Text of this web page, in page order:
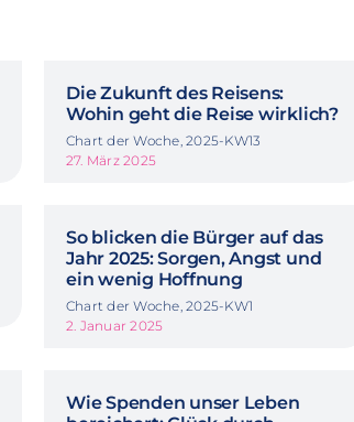
Die Zukunft des Reisens:
Wohin geht die Reise wirklich?
Chart der Woche, 2025-KW13
27. März 2025
So blicken die Bürger auf das
Jahr 2025: Sorgen, Angst und
ein wenig Hoffnung
Chart der Woche, 2025-KW1
2. Januar 2025
Wie Spenden unser Leben